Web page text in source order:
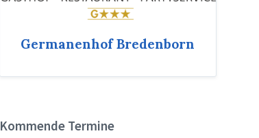
Germanenhof Bredenborn
Kommende Termine